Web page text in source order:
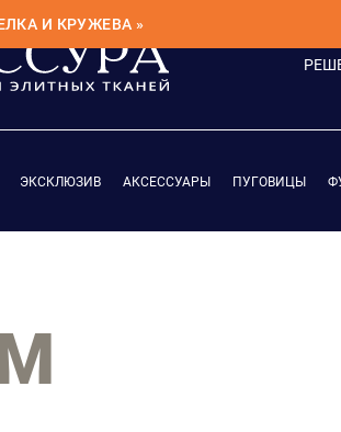
И КРУЖЕВА »
ЭКСКЛЮЗИВ АКСЕССУАРЫ ПУГОВИЦЫ